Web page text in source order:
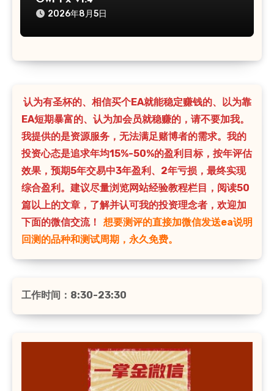
2026年8月5日
认为有圣杯的、相信买个EA就能稳定赚钱的、以为靠
EA短期暴富的、认为加会员就稳赚的，请不要加我。
我提供的是资源服务，无法满足赌博者的需求。我的
投资心态是追求年均15%-50%的盈利目标，按年评估
效果，预期5年交易中3年盈利、2年亏损，最终实现
综合盈利。建议尽量浏览网站经验教程栏目，阅读50
篇以上的文章，了解并认可我的投资理念者，欢迎加
下面的微信交流！
想要测评的直接加微信发送ea说明
回测的品种和测试周期，永久免费。
工作时间：8:30-23:30